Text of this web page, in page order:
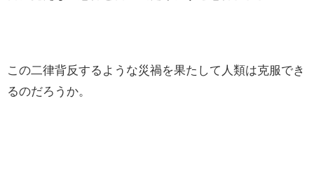
この二律背反するような災禍を果たして人類は克服でき
るのだろうか。